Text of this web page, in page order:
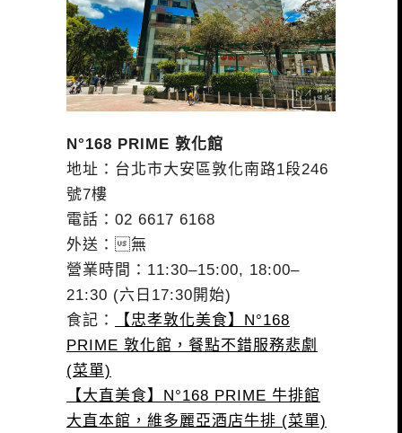
N°168 PRIME 敦化館
地址：台北市大安區敦化南路1段246
號7樓
電話：02 6617 6168
外送：無
營業時間：11:30–15:00, 18:00–
21:30 (六日17:30開始)
食記：
【忠孝敦化美食】N°168
PRIME 敦化館，餐點不錯服務悲劇
(菜單)
【大直美食】N°168 PRIME 牛排館
大直本館，維多麗亞酒店牛排 (菜單)